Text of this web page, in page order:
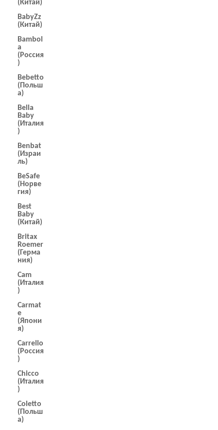
(Китай)
BabyZz
(Китай)
Bambol
a
(Россия
)
Bebetto
(Польш
а)
Bella
Baby
(Италия
)
Benbat
(Израи
ль)
BeSafe
(Норве
гия)
Best
Baby
(Китай)
Britax
Roemer
(Герма
ния)
Cam
(Италия
)
Carmat
e
(Япони
я)
Carrello
(Россия
)
Chicco
(Италия
)
Coletto
(Польш
а)